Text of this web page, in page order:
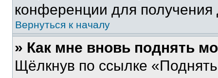
конференции для
Вернуться к началу
» Как мне вновь поднять
Щёлкнув по ссылке